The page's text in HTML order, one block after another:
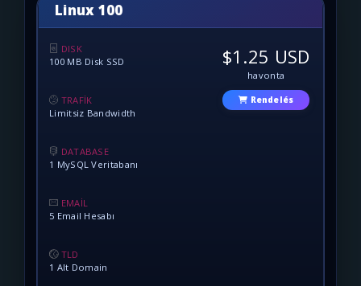
Linux 100
DISK
100 MB Disk SSD
TRAFİK
Limitsiz Bandwidth
DATABASE
1 MySQL Veritabanı
EMAİL
5 Email Hesabı
TLD
1 Alt Domain
$1.25 USD
havonta
Rendelés